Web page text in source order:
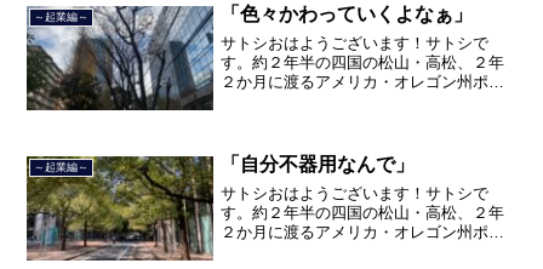
ました。２０２１年３月９日より東京都
品川区南大井で不動産を主...
～起業編～ 「色々かわっていくよなぁ」
サトシおはようございます！サトシで
す。約２年半の四国の松山・高松、２年
２か月に渡るアメリカ・オレゴン州ポー
て、２０２１年３月９日より東...
～起業編～ 「自分不器用なんで」
サトシおはようございます！サトシで
す。約２年半の四国の松山・高松、２年
２か月に渡るアメリカ・オレゴン州ポー